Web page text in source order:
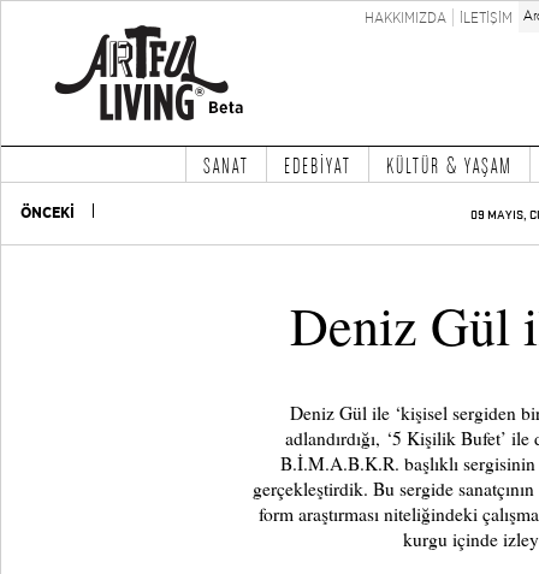
HAKKIMIZDA İLETİŞİM
SANAT EDEBİYAT KÜLTÜR & YAŞAM
ÖNCEKİ 09 MAYIS,
Deniz Gül
Deniz Gül ile ‘kişisel sergiden
adlandırdığı, ‘5 Kişilik Bufet’
B.İ.M.A.B.K.R. başlıklı
gerçekleştirdik. Bu sergide
form araştırması niteliğindeki
kurgu içinde